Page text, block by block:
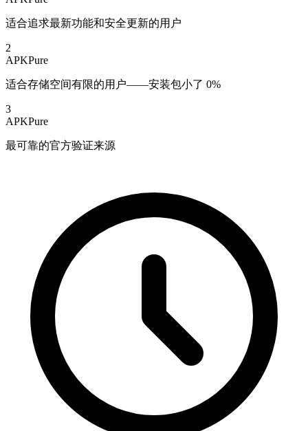
适合追求最新功能和安全更新的用户
2
APKPure
适合存储空间有限的用户——安装包小了 0%
3
APKPure
最可靠的官方验证来源